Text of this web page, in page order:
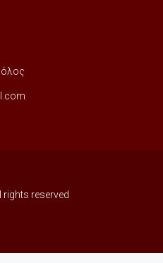
rights reserved